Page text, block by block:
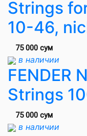
Strings
10-46,
75 000 сум
в наличии
FENDER
Strings
75 000 сум
в наличии